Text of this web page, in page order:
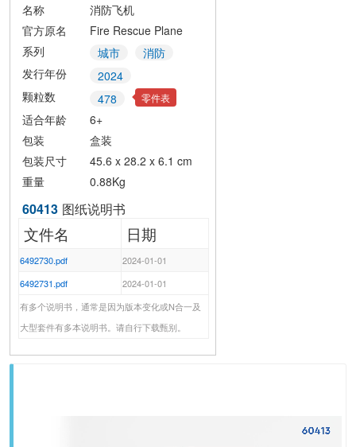
名称
消防飞机
官方原名
Fire Rescue Plane
系列
城市
消防
发行年份
2024
颗粒数
478 零件表
适合年龄
6+
包装
盒装
包装尺寸
45.6 x 28.2 x 6.1 cm
重量
0.88Kg
60413 图纸说明书
文件名 日期
6492730.pdf
2024-01-01
6492731.pdf
2024-01-01
有多个说明书，通常是因为版本变化或N合一及
大型套件有多本说明书。请自行下载甄别。